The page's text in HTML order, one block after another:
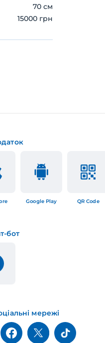
70 см
15000 грн
Google Play QR Code
бот
мережі